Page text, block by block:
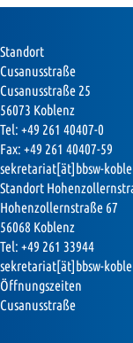
Standort
Cusanusstraße
Cusanusstraße 25
56073 Koblenz
Tel: +49 261 40407-0
Fax: +49 261 40407-59
sekretariat[ät]bbsw-
Standort
Hohenzollernstraße 67
56068 Koblenz
Tel: +49 261 33944
sekretariat[ät]bbsw-
Öffnungszeiten
Cusanusstraße